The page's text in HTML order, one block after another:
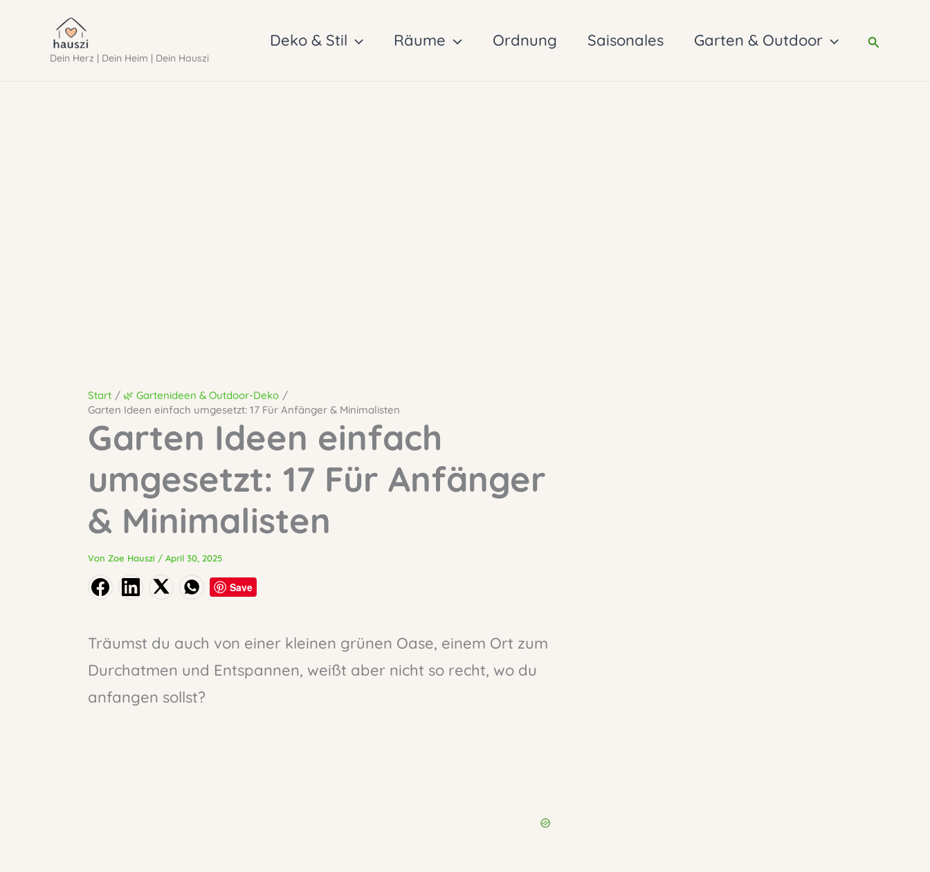
springenDein Herz | Dein Heim | Dein Hauszi
Deko & Stil Räume Ordnung Saisonales Garten & Outdoor Suchen
Start
🌿 Gartenideen & Outdoor-Deko
Garten Ideen einfach umgesetzt: 17 Für Anfänger & Minimalisten
Garten Ideen einfach
umgesetzt: 17 Für Anfänger
& Minimalisten
Von Zoe Hauszi / April 30, 2025
Save
Träumst du auch von einer kleinen grünen Oase, einem Ort zum
Durchatmen und Entspannen, weißt aber nicht so recht, wo du
anfangen sollst?